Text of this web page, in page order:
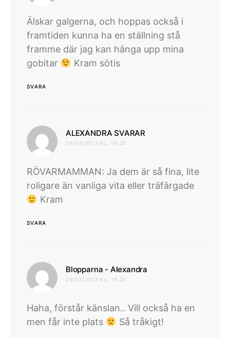
Älskar galgerna, och hoppas också i
framtiden kunna ha en ställning stå
framme där jag kan hänga upp mina
gobitar
Kram sötis
SVARA
ALEXANDRA SVARAR
29/04/2013 KL. 16:20
RÖVARMAMMAN: Ja dem är så fina, lite
roligare än vanliga vita eller träfärgade
Kram
SVARA
Blopparna - Alexandra
29/04/2013 KL. 16:20
Haha, förstår känslan.. Vill också ha en
men får inte plats
Så tråkigt!